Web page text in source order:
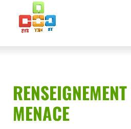
Aller
contenu
Déclaration
d’accessibilité
MENACE